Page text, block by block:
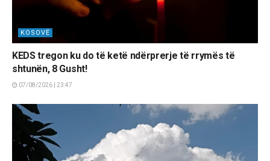
KOSOVË
KEDS tregon ku do të ketë ndërprerje të rrymës të
shtunën, 8 Gusht!
07/08/2026 | 23:47